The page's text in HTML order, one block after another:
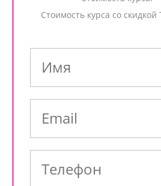
Стоимость курса со скидкой